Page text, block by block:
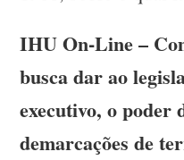
IHU On-Line –
busca dar ao
executivo, o poder
demarcações de